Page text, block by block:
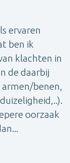
ervaren
ben ik
klachten in
de daarbij
benen,
oorzaak